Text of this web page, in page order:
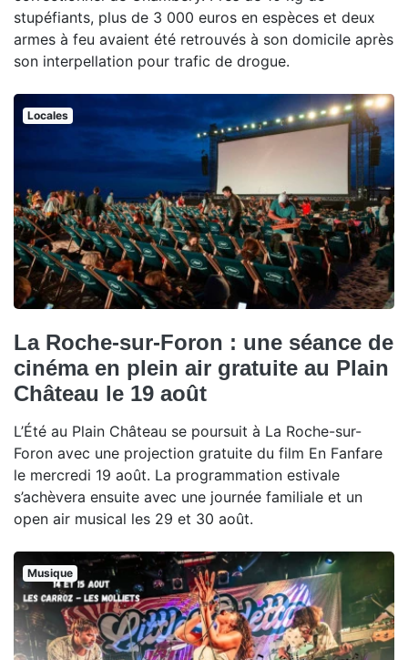
stupéfiants, plus de 3 000 euros en espèces et deux
armes à feu avaient été retrouvés à son domicile après
son interpellation pour trafic de drogue.
Locales
La Roche-sur-Foron : une séance de
cinéma en plein air gratuite au Plain
Château le 19 août
L’Été au Plain Château se poursuit à La Roche-sur-
Foron avec une projection gratuite du film En Fanfare
le mercredi 19 août. La programmation estivale
s’achèvera ensuite avec une journée familiale et un
open air musical les 29 et 30 août.
Musique